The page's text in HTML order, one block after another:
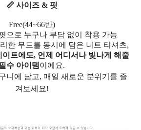
📏 사이즈 & 핏
Free(44~66반)
으로 누구나 부담 없이 착용 가능
한 무드를 동시에 담은 니트 티셔츠,
트에도, 언제 어디서나 빛나게 해줄
수 아이템 이에요.
니에 담고, 매일 새로운 분위기를 즐
겨보세요!